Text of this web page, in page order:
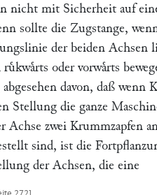
nicht mit Sicherheit auf
sollte die Zugstange,
der beiden Achsen
oder vorwaͤrts
davon, daß wenn
Stellung die ganze
Achse zwei Krummzapfen
sind, ist die
der Achsen, die eine